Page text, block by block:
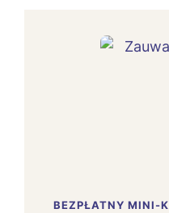
BEZPŁATNY MINI-